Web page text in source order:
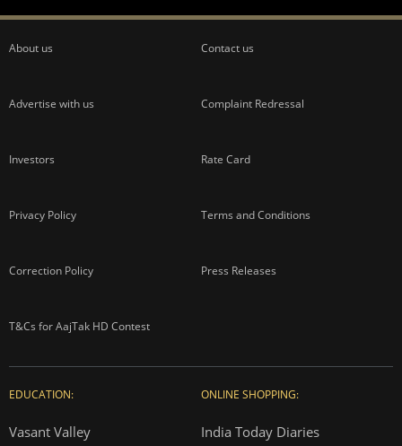
About us Contact us
Advertise with us Complaint Redressal
Investors Rate Card
Privacy Policy Terms and Conditions
Correction Policy Press Releases
T&Cs for AajTak HD Contest
EDUCATION:
Vasant Valley
ONLINE SHOPPING:
India Today Diaries